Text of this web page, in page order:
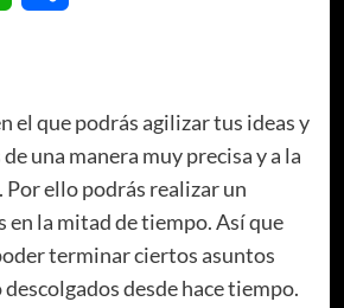
el que podrás agilizar tus ideas y
una manera muy precisa y a la
Por ello podrás realizar un
en la mitad de tiempo. Así que
terminar ciertos asuntos
desde hace tiempo.